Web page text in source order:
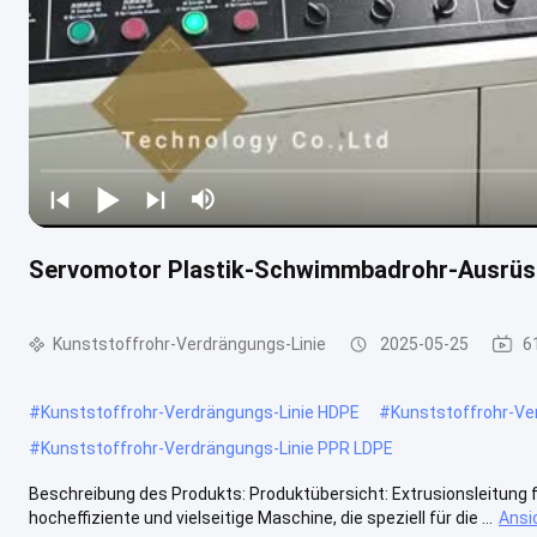
Servomotor Plastik-Schwimmbadrohr-
Kunststoffrohr-Verdrängungs-Linie 2025-05-25
#Kunststoffrohr-Verdrängungs-Linie HDPE #Kunststoffrohr-
#Kunststoffrohr-Verdrängungs-Linie PPR LDPE
Beschreibung des Produkts: Produktübersicht:
hocheffiziente und vielseitige Maschine, die speziell für die ...